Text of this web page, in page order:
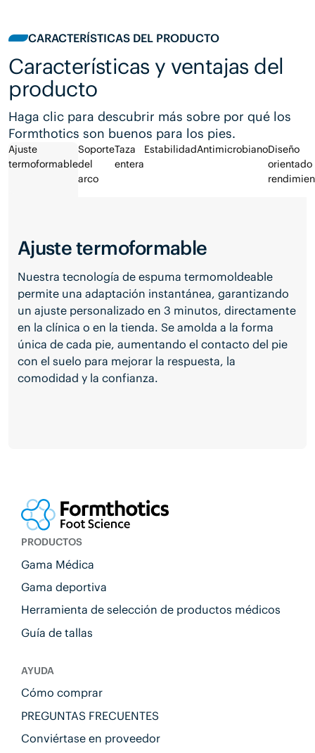
CARACTERÍSTICAS DEL PRODUCTO
Características y ventajas del
producto
Haga clic para descubrir más sobre por qué los
Formthotics son buenos para los pies.
Ajuste
termoformable
Soporte
del
arco
Taza
entera
EstabilidadAntimicrobianoDiseño
orientado
Ajuste termoformable
Nuestra tecnología de espuma termomoldeable
permite una adaptación instantánea, garantizando
un ajuste personalizado en 3 minutos, directamente
en la clínica o en la tienda. Se amolda a la forma
única de cada pie, aumentando el contacto del pie
con el suelo para mejorar la respuesta, la
comodidad y la confianza.
PRODUCTOS
Gama Médica
Gama deportiva
Herramienta de selección de productos médicos
Guía de tallas
AYUDA
Cómo comprar
PREGUNTAS FRECUENTES
Conviértase en proveedor